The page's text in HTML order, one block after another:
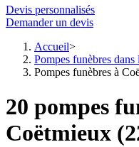
Devis personnalisés
Demander un devis
Accueil
Pompes funèbres dans
Pompes funèbres à
20 pompes
Coëtmieux